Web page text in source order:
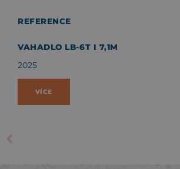
REFERENCE
VAHADLO LB-6T I 7,1M
2025
VÍCE